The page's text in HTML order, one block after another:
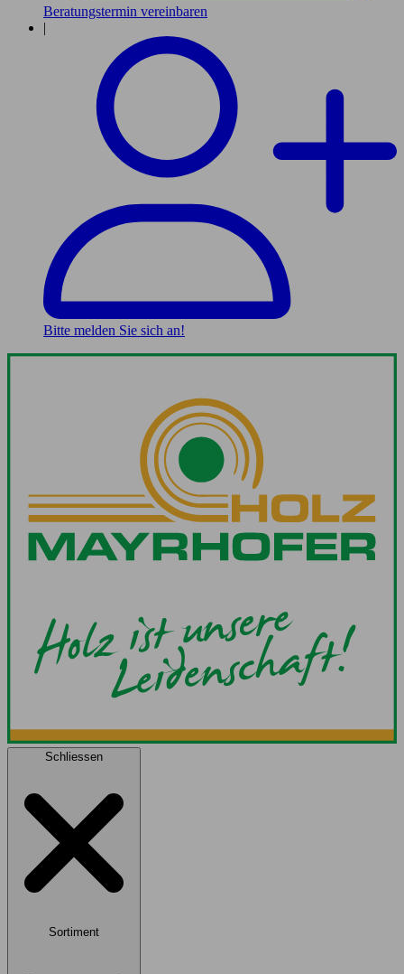
Beratungstermin vereinbaren
|
Bitte melden Sie sich an!
Schliessen
Sortiment